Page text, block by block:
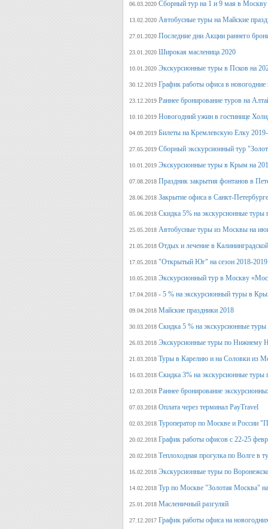
06.03.2020 Сборный тур на 1 и 9 мая в Москву
13.02.2020 Автобусные туры на Майские
27.01.2020 Последние дни Акции раннего
23.01.2020 Широкая масленица 2020
10.01.2020 Экскурсионные туры в Псков на
30.12.2019 График работы офиса в новогодние
23.12.2019 Раннее бронирование туров на
10.10.2019 Новогодний ужин в гостинице
04.09.2019 Билеты на Кремлевскую Елку
27.05.2019 Сборный экскурсионный тур
10.01.2019 Экскурсионные туры в Крым на
07.08.2018 Праздник закрытия фонтанов в
28.06.2018 Закрытие офиса в Санкт-
05.06.2018 Скидка 5% на экскурсионные
25.05.2018 Автобусные туры из Москвы на
21.05.2018 Отдых и лечение в
17.05.2018 "Открытый Юг" на сезон 2018-2019
10.05.2018 Экскурсионный тур в Москву
17.04.2018 - 5 % на экскурсионный туры в
09.04.2018 Майские праздники 2018
30.03.2018 Скидка 5 % на экскурсионные
26.03.2018 Экскурсионные туры по Нижнему
21.03.2018 Туры в Карелию и на Соловки из
16.03.2018 Скидка 3% на экскурсионные
12.03.2018 Раннее бронирование
07.03.2018 Оплата через терминал PayTravel
02.03.2018 Туроператор по Москве и России
20.02.2018 График работы офисов с 22-25
20.02.2018 Теплоходная прогулка по Волге в
16.02.2018 Экскурсионные туры по
14.02.2018 Тур по Москве "Золотая Москва"
25.01.2018 Масленичный разгуляй
27.12.2017 График работы офиса на